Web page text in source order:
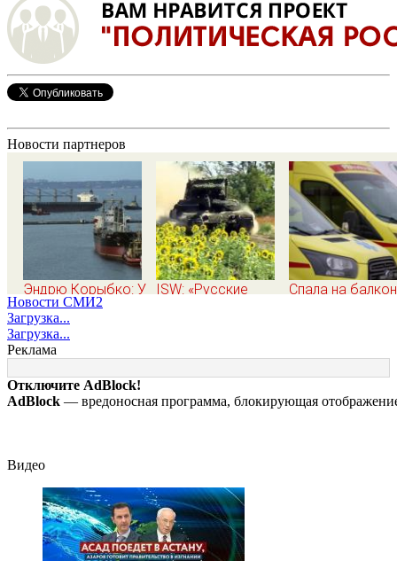
Новости партнеров
Эндрю Корыбко: У
Путина есть свои
виды на Одессу.
Трампу они
понравятся.
Зеленскому вряд ли
ISW: «Русские
Спала на
малышки в
Нижнекамске
10/08/2026 –
Новости СМИ2
Загрузка...
Загрузка...
Реклама
Отключите AdBlock!
AdBlock — вредоносная программа, блокирующая
Видео